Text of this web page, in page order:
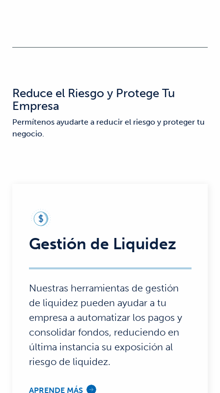
Reduce el Riesgo y Protege Tu
Empresa
Permítenos ayudarte a reducir el riesgo y proteger tu
negocio.
Gestión de Liquidez
Nuestras herramientas de gestión
de liquidez pueden ayudar a tu
empresa a automatizar los pagos y
consolidar fondos, reduciendo en
última instancia su exposición al
riesgo de liquidez.
APRENDE MÁS